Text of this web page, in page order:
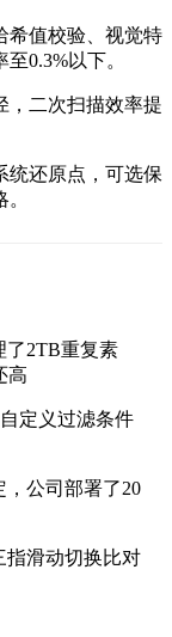
希值校验、视觉特
0.3%以下。
，二次扫描效率提
统还原点，可选保
了2TB重复素
高
定义过滤条件
公司部署了20
指滑动切换比对